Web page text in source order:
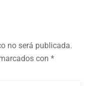
no será publicada.
con *